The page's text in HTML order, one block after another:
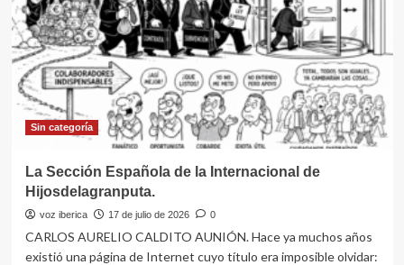
DESPUÉS
DE
MUERTO
Sin categoría
La Sección Española de la Internacional de
Hijosdelagranputa.
voz iberica 17 de julio de 2026 0
CARLOS AURELIO CALDITO AUNIÓN. Hace ya muchos años
existió una página de Internet cuyo título era imposible olvidar: